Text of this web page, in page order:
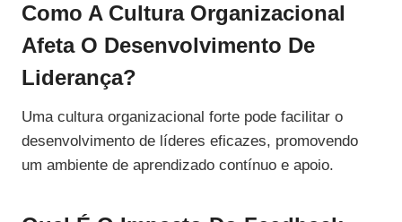
Como A Cultura Organizacional
Afeta O Desenvolvimento De
Liderança?
Uma cultura organizacional forte pode facilitar o
desenvolvimento de líderes eficazes, promovendo
um ambiente de aprendizado contínuo e apoio.